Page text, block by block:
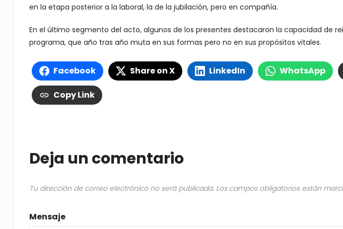
en la etapa posterior a la laboral, la de la jubilación, pero en compañía.
En el último segmento del acto, algunos de los presentes destacaron la capacidad de
programa, que año tras año muta en sus formas pero no en sus propósitos vitales.
Facebook Share on X LinkedIn WhatsApp
Copy Link
Deja un comentario
Tu dirección de correo electrónico no será publicada. Los campos obligatorios están
Mensaje